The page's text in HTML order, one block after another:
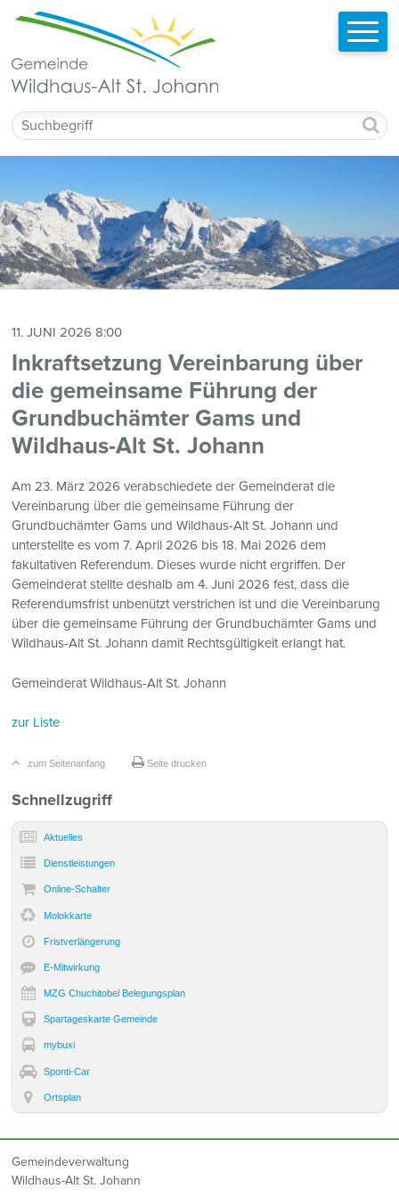
Navigieren in Wildhaus-Alt St. Johann
Schnellnavigation
Suchbegriff
Inkraftsetzung Vereinbarung über
die gemeinsame Führung der
Grundbuchämter Gams und
Wildhaus-Alt St. Johann
11. JUNI 2026 8:00
Am 23. März 2026 verabschiedete der Gemeinderat die
Vereinbarung über die gemeinsame Führung der
Grundbuchämter Gams und Wildhaus-Alt St. Johann und
unterstellte es vom 7. April 2026 bis 18. Mai 2026 dem
fakultativen Referendum. Dieses wurde nicht ergriffen. Der
Gemeinderat stellte deshalb am 4. Juni 2026 fest, dass die
Referendumsfrist unbenützt verstrichen ist und die Vereinbarung
über die gemeinsame Führung der Grundbuchämter Gams und
Wildhaus-Alt St. Johann damit Rechtsgültigkeit erlangt hat.
Gemeinderat Wildhaus-Alt St. Johann
zur Liste
zum Seitenanfang Seite drucken
Sidebar
Schnellzugriff
Aktuelles
Dienst­leistungen
Online-Schalter
Molokkarte
Frist­verlängerung
E-Mitwirkung
MZG Chuchitobel Belegungsplan
Spartageskarte Gemeinde
mybuxi
Sponti-Car
Ortsplan
Footer
Gemeindeverwaltung
Wildhaus-Alt St. Johann